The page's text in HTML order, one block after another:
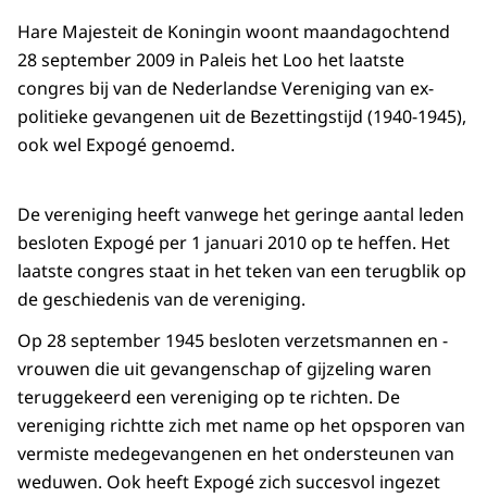
Hare Majesteit de Koningin woont maandagochtend
28 september 2009 in Paleis het Loo het laatste
congres bij van de Nederlandse Vereniging van ex-
politieke gevangenen uit de Bezettingstijd (1940-1945),
ook wel Expogé genoemd.
De vereniging heeft vanwege het geringe aantal leden
besloten Expogé per 1 januari 2010 op te heffen. Het
laatste congres staat in het teken van een terugblik op
de geschiedenis van de vereniging.
Op 28 september 1945 besloten verzetsmannen en -
vrouwen die uit gevangenschap of gijzeling waren
teruggekeerd een vereniging op te richten. De
vereniging richtte zich met name op het opsporen van
vermiste medegevangenen en het ondersteunen van
weduwen. Ook heeft Expogé zich succesvol ingezet